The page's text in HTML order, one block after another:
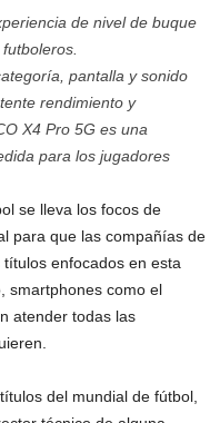
de nivel de buque
pantalla y sonido
rendimiento y
X4 Pro 5G es una
para los jugadores
se lleva los focos de
para que las compañías de
enfocados en esta
smartphones como el
atender todas las
del mundial de fútbol,